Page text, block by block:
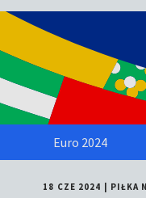
Euro 2024
18 CZE 2024 PIŁKA